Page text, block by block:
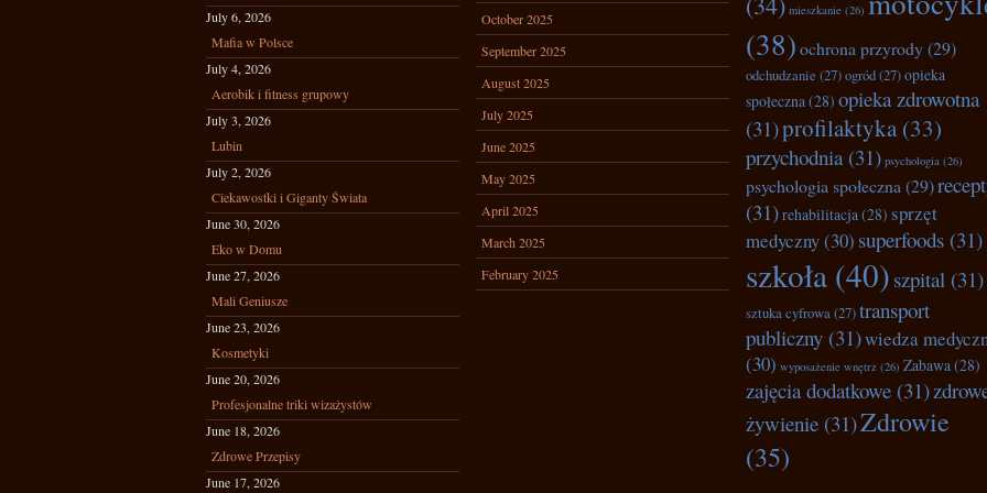
July 6, 2026
Mafia w Polsce
July 4, 2026
Aerobik i fitness grupowy
July 3, 2026
Lubin
July 2, 2026
Ciekawostki i Giganty Świata
June 30, 2026
Eko w Domu
June 27, 2026
Mali Geniusze
June 23, 2026
Kosmetyki
June 20, 2026
Profesjonalne triki wizażystów
June 18, 2026
Zdrowe Przepisy
June 17, 2026
October 2025
September 2025
August 2025
July 2025
June 2025
May 2025
April 2025
March 2025
February 2025
mieszkanie (26)
(38)ochrona przyrody(29)
odchudzanie (27)ogród(27)opieka
społeczna(28) opieka zdrowotna
(31)profilaktyka(33)
przychodnia(31) psychologia (26)
psychologia społeczna (29)
(31)rehabilitacja(28) sprzęt
medyczny(30) superfoods (31)
szkoła (40) szpital (31)
sztuka cyfrowa(27)transport
publiczny (31)wiedza
(30) wyposażenie wnętrz (26) Zabawa(28)
zajęcia dodatkowe (31)
żywienie (31)Zdrowie
(35)